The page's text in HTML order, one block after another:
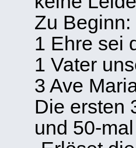
Zu Beginn:
1 Ehre sei
1 Vater
3 Ave
Die ersten
und 50-